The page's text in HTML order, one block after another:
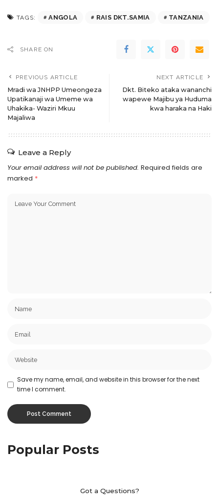
TAGS: ANGOLA RAIS DKT.SAMIA TANZANIA
SHARE ON
PREVIOUS ARTICLE
Mradi wa JNHPP Umeongeza
Upatikanaji wa Umeme wa
Uhakika- Waziri Mkuu
Majaliwa
NEXT ARTICLE
Dkt. Biteko ataka wananchi
wapewe Majibu ya Huduma
kwa haraka na Haki
Leave a Reply
Your email address will not be published. Required fields are
marked *
Save my name, email, and website in this browser for the next
time I comment.
Popular Posts
Got a Questions?